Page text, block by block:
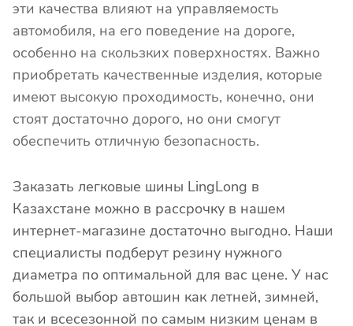
эти качества влияют на управляемость
автомобиля, на его поведение на дороге,
особенно на скользких поверхностях. Важно
приобретать качественные изделия, которые
имеют высокую проходимость, конечно, они
стоят достаточно дорого, но они смогут
обеспечить отличную безопасность.
Заказать легковые шины LingLong в
Казахстане можно в рассрочку в нашем
интернет-магазине достаточно выгодно. Наши
специалисты подберут резину нужного
диаметра по оптимальной для вас цене. У нас
большой выбор автошин как летней, зимней,
так и всесезонной по самым низким ценам в